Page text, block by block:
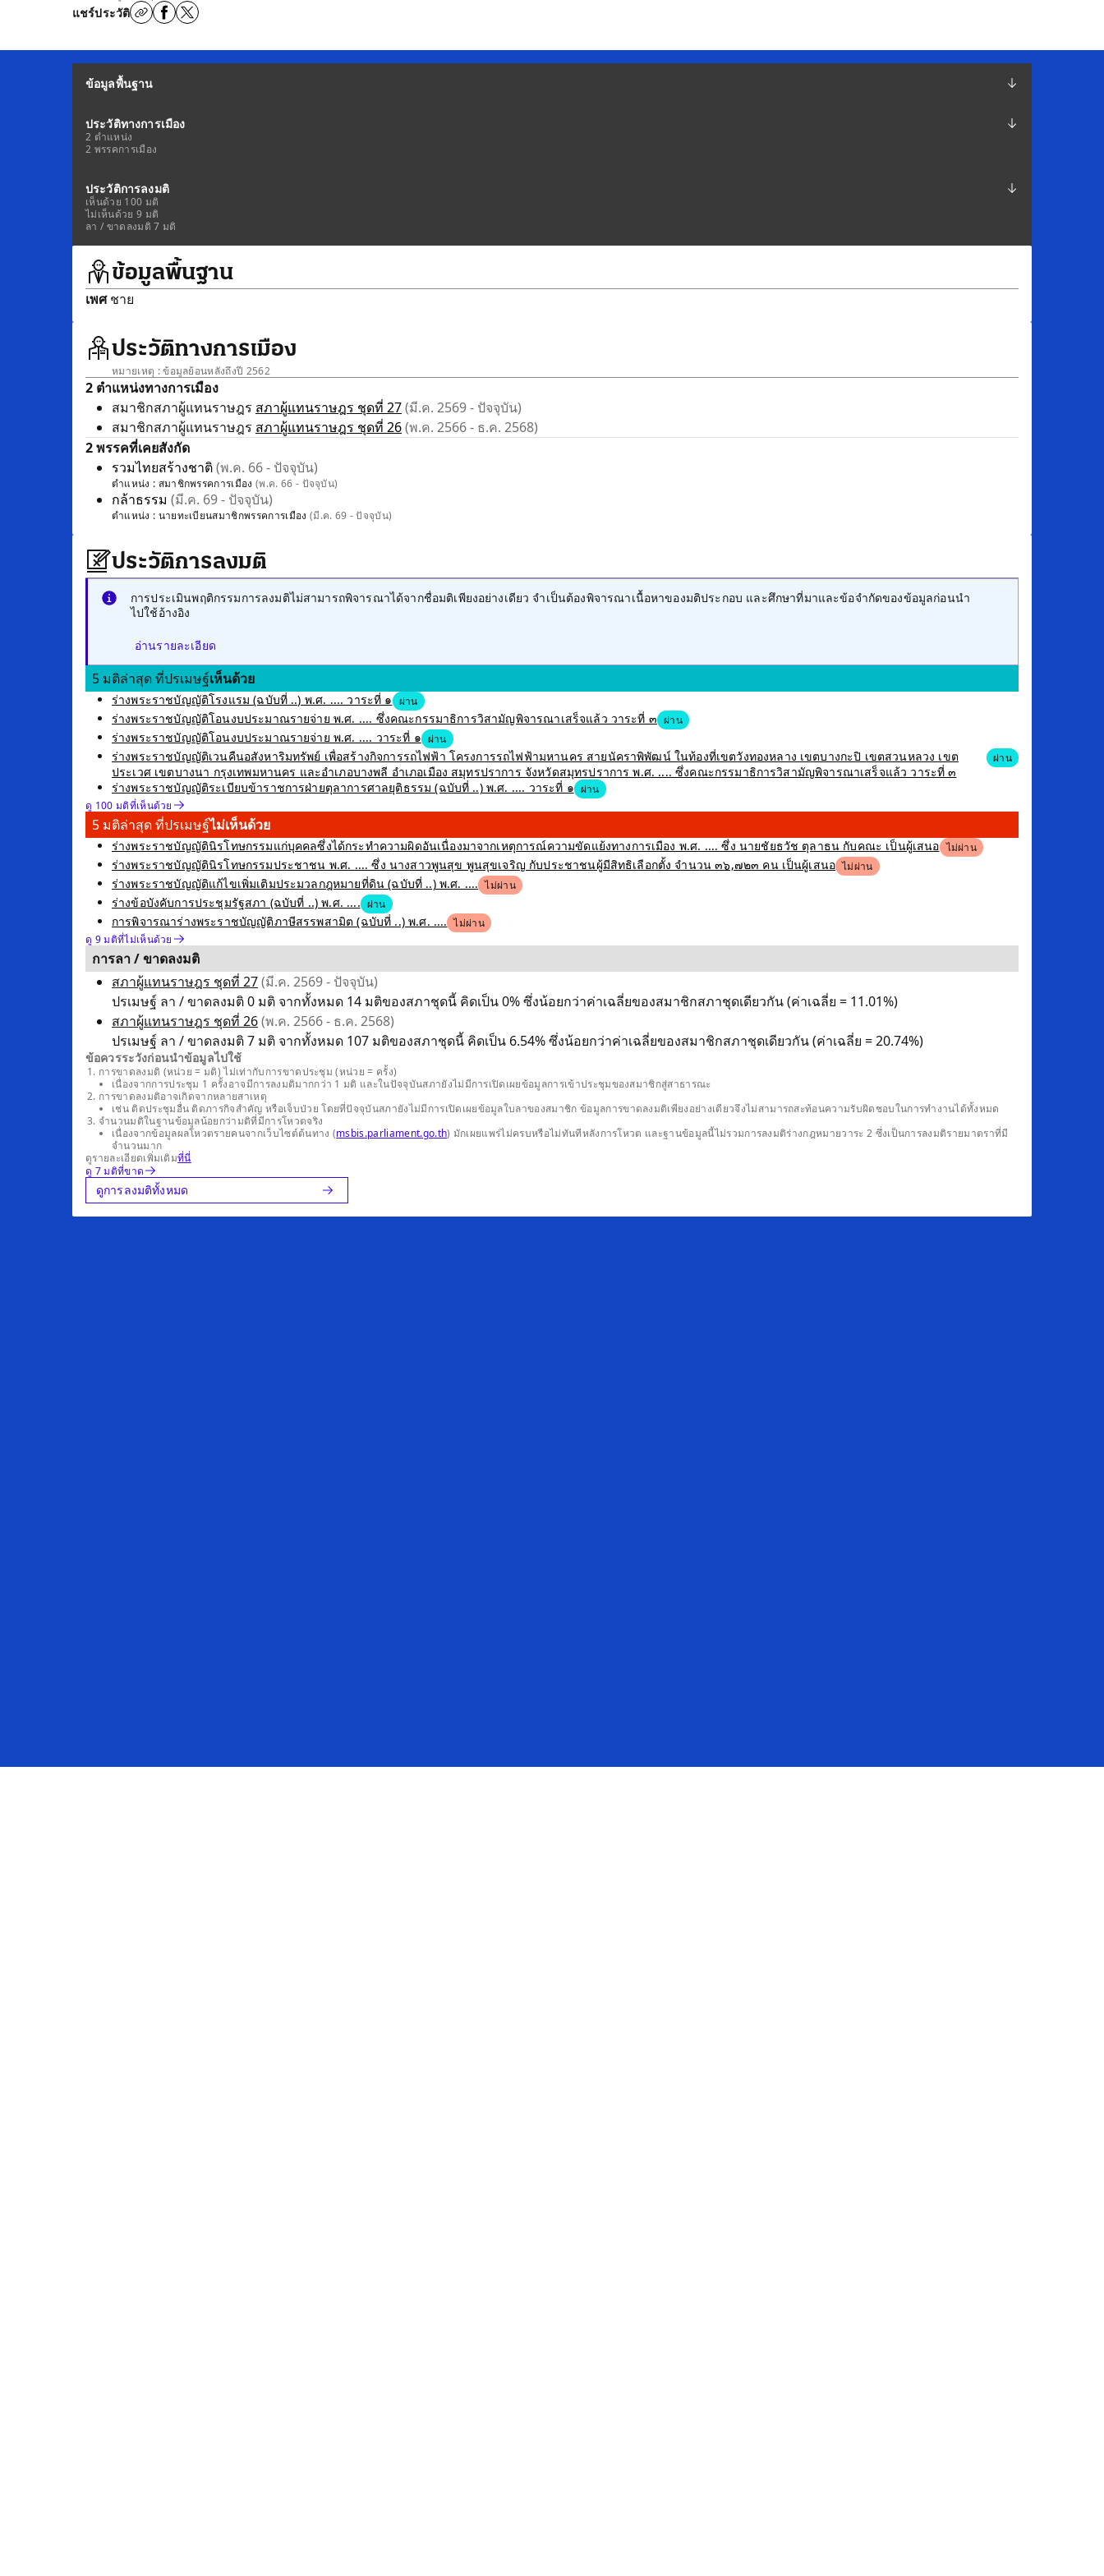
แชร์ประวัติ
ข้อมูลพื้นฐาน
ประวัติทางการเมือง
2 ตำแหน่ง
2 พรรคการเมือง
ประวัติการลงมติ
เห็นด้วย 100 มติ
ไม่เห็นด้วย 9 มติ
ลา / ขาดลงมติ 7 มติ
ข้อมูลพื้นฐาน
เพศชาย
ประวัติทางการเมือง
หมายเหตุ : ข้อมูลย้อนหลังถึงปี 2562
2 ตำแหน่งทางการเมือง
สมาชิกสภาผู้แทนราษฎร สภาผู้แทนราษฎร ชุดที่ 27(มี.ค. 2569 - ปัจจุบัน)
สมาชิกสภาผู้แทนราษฎร สภาผู้แทนราษฎร ชุดที่ 26(พ.ค. 2566 - ธ.ค. 2568)
2 พรรคที่เคยสังกัด
รวมไทยสร้างชาติ(พ.ค. 66 - ปัจจุบัน)
ตำแหน่ง : สมาชิกพรรคการเมือง(พ.ค. 66 - ปัจจุบัน)
กล้าธรรม (มี.ค. 69 - ปัจจุบัน)
ตำแหน่ง : นายทะเบียนสมาชิกพรรคการเมือง (มี.ค. 69 - ปัจจุบัน)
ประวัติการลงมติ
การประเมินพฤติกรรมการลงมติไม่สามารถพิจารณาได้จากชื่อมติเพียงอย่างเดียว จำเป็นต้องพิจารณาเนื้อหาของมติประกอบ และศึกษาที่มาและข้อจำกัดของข้อมูลก่อนนำ
ไปใช้อ้างอิง
อ่านรายละเอียด
5 มติล่าสุด ที่ปรเมษฐ์เห็นด้วย
ร่างพระราชบัญญัติโรงแรม (ฉบับที่ ..) พ.ศ. .... วาระที่ ๑ ผ่าน
ร่างพระราชบัญญัติโอนงบประมาณรายจ่าย พ.ศ. .... ซึ่งคณะกรรมาธิการวิสามัญพิจารณาเสร็จแล้ว วาระที่ ๓ ผ่าน
ร่างพระราชบัญญัติโอนงบประมาณรายจ่าย พ.ศ. .... วาระที่ ๑ ผ่าน
ร่างพระราชบัญญัติเวนคืนอสังหาริมทรัพย์ เพื่อสร้างกิจการรถไฟฟ้า โครงการรถไฟฟ้ามหานคร สายนัคราพิพัฒน์ ในท้องที่เขตวังทองหลาง เขตบางกะปิ เขตสวนหลวง เขต
ประเวศ เขตบางนา กรุงเทพมหานคร และอำเภอบางพลี อำเภอเมือง สมุทรปราการ จังหวัดสมุทรปราการ พ.ศ. .... ซึ่งคณะกรรมาธิการวิสามัญพิจารณาเสร็จแล้ว วาระที่ ๓
ผ่าน
ร่างพระราชบัญญัติระเบียบข้าราชการฝ่ายตุลาการศาลยุติธรรม (ฉบับที่ ..) พ.ศ. .... วาระที่ ๑ ผ่าน
ดู 100 มติที่เห็นด้วย
5 มติล่าสุด ที่ปรเมษฐ์ไม่เห็นด้วย
ร่างพระราชบัญญัตินิรโทษกรรมแก่บุคคลซึ่งได้กระทำความผิดอันเนื่องมาจากเหตุการณ์ความขัดแย้งทางการเมือง พ.ศ. .... ซึ่ง นายชัยธวัช ตุลาธน กับคณะ เป็นผู้เสนอ ไม่ผ่าน
ร่างพระราชบัญญัตินิรโทษกรรมประชาชน พ.ศ. .... ซึ่ง นางสาวพูนสุข พูนสุขเจริญ กับประชาชนผู้มีสิทธิเลือกตั้ง จำนวน ๓๖,๗๒๓ คน เป็นผู้เสนอ ไม่ผ่าน
ร่างพระราชบัญญัติแก้ไขเพิ่มเติมประมวลกฎหมายที่ดิน (ฉบับที่ ..) พ.ศ. .... ไม่ผ่าน
ร่างข้อบังคับการประชุมรัฐสภา (ฉบับที่ ..) พ.ศ. .... ผ่าน
การพิจารณาร่างพระราชบัญญัติภาษีสรรพสามิต (ฉบับที่ ..) พ.ศ. .... ไม่ผ่าน
ดู 9 มติที่ไม่เห็นด้วย
การลา / ขาดลงมติ
สภาผู้แทนราษฎร ชุดที่ 27(มี.ค. 2569 - ปัจจุบัน)
ปรเมษฐ์ ลา / ขาดลงมติ 0 มติ จากทั้งหมด 14 มติของสภาชุดนี้ คิดเป็น 0% ซึ่งน้อยกว่าค่าเฉลี่ยของสมาชิกสภาชุดเดียวกัน (ค่าเฉลี่ย = 11.01%)
สภาผู้แทนราษฎร ชุดที่ 26(พ.ค. 2566 - ธ.ค. 2568)
ปรเมษฐ์ ลา / ขาดลงมติ 7 มติ จากทั้งหมด 107 มติของสภาชุดนี้ คิดเป็น 6.54% ซึ่งน้อยกว่าค่าเฉลี่ยของสมาชิกสภาชุดเดียวกัน (ค่าเฉลี่ย = 20.74%)
ข้อควรระวังก่อนนำข้อมูลไปใช้
การขาดลงมติ (หน่วย = มติ) ไม่เท่ากับการขาดประชุม (หน่วย = ครั้ง)
เนื่องจากการประชุม 1 ครั้งอาจมีการลงมติมากกว่า 1 มติ และในปัจจุบันสภายังไม่มีการเปิดเผยข้อมูลการเข้าประชุมของสมาชิกสู่สาธารณะ
การขาดลงมติอาจเกิดจากหลายสาเหตุ
เช่น ติดประชุมอื่น ติดภารกิจสำคัญ หรือเจ็บป่วย โดยที่ปัจจุบันสภายังไม่มีการเปิดเผยข้อมูลใบลาของสมาชิก ข้อมูลการขาดลงมติเพียงอย่างเดียวจึงไม่สามารถสะท้อนความรับผิดชอบในการทำงานได้ทั้งหมด
จำนวนมติในฐานข้อมูลน้อยกว่ามติที่มีการโหวตจริง
เนื่องจากข้อมูลผลโหวตรายคนจากเว็บไซต์ต้นทาง (msbis.parliament.go.th) มักเผยแพร่ไม่ครบหรือไม่ทันทีหลังการโหวต และฐานข้อมูลนี้ไม่รวมการลงมติร่างกฎหมายวาระ 2 ซึ่งเป็นการลงมติรายมาตราที่มี
จำนวนมาก
ดูรายละเอียดเพิ่มเติมที่นี่
ดู 7 มติที่ขาด
ดูการลงมติทั้งหมด